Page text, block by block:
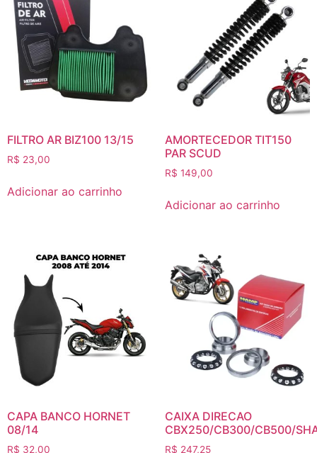
FILTRO AR BIZ100 13/15
R$ 23,00
Adicionar ao carrinho
AMORTECEDOR TIT150
PAR SCUD
R$ 149,00
Adicionar ao carrinho
CAPA BANCO HORNET
08/14
R$ 32,00
CAIXA DIRECAO
CBX250/CB300/CB500/
R$ 247,25